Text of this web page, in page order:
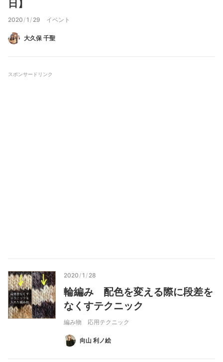
2020 /1 / 29
日】
イベント
大久保 千聖
スポンサードリンク
2020 /1 / 28
輪編み 配色を変える際に段差を
なくすテクニック
編み物 応用テクニック
向山 利ノ絵